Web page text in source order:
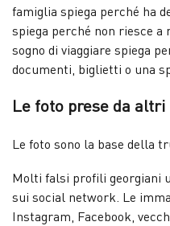
famiglia spiega perché ha
spiega perché non riesce
sogno di viaggiare spiega
documenti, biglietti o una
Le foto prese da
Le foto sono la base della
Molti falsi profili georgiani
sui social network. Le
Instagram, Facebook,